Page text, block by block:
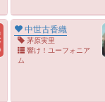
中世古香織
茅原実里
響け！ユーフォニア
ム